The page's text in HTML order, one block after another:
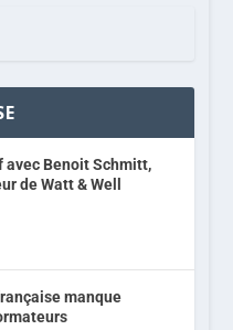
avec Benoit Schmitt,
de Watt & Well
manque